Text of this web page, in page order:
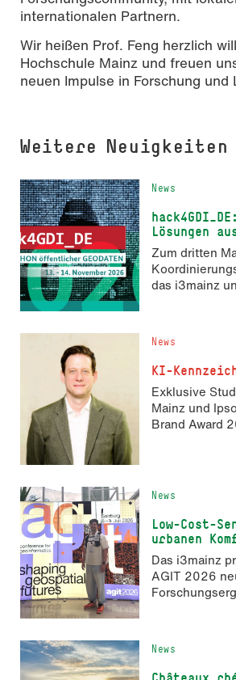
internationalen Partnern.
Wir heißen Prof. Feng herzlich
Hochschule Mainz und freuen
neuen Impulse in Forschung und
Weitere Neuigkeiten
News
Lösungen
Zum dritten
das i3mainz
und 14.
Hackathon
Hochschule
Anmeldung
zum 2.
News
KI-
Exklusive
Mainz und
Brand Award
News
Low-Cost-
urbanen
Das i3mainz
AGIT 2026
News